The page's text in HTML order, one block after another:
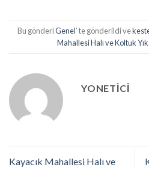
Bu gönderiGenel’ te gönderildi ve
Mahallesi Halı ve Koltuk
YONETICI
Kayacık Mahallesi Halı ve